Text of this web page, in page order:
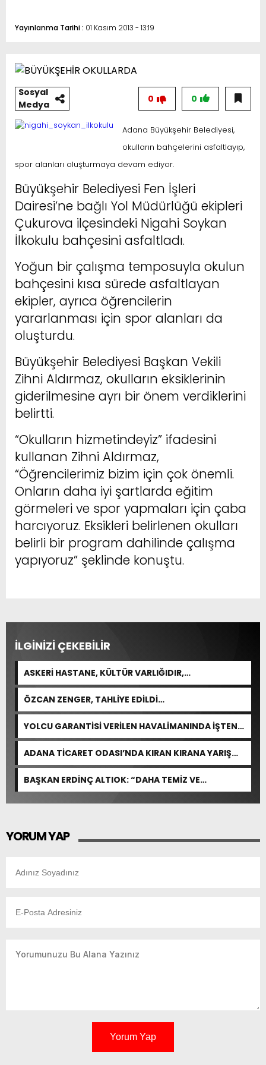
Yayınlanma Tarihi : 01 Kasım 2013 - 13:19
Sosyal
Medya
0
0
Adana Büyükşehir Belediyesi,
okulların bahçelerini asfaltlayıp,
spor alanları oluşturmaya devam ediyor.
Büyükşehir Belediyesi Fen İşleri
Dairesi’ne bağlı Yol Müdürlüğü ekipleri
Çukurova ilçesindeki Nigahi Soykan
İlkokulu bahçesini asfaltladı.
Yoğun bir çalışma temposuyla okulun
bahçesini kısa sürede asfaltlayan
ekipler, ayrıca öğrencilerin
yararlanması için spor alanları da
oluşturdu.
Büyükşehir Belediyesi Başkan Vekili
Zihni Aldırmaz, okulların eksiklerinin
giderilmesine ayrı bir önem verdiklerini
belirtti.
“Okulların hizmetindeyiz” ifadesini
kullanan Zihni Aldırmaz,
“Öğrencilerimiz bizim için çok önemli.
Onların daha iyi şartlarda eğitim
görmeleri ve spor yapmaları için çaba
harcıyoruz. Eksikleri belirlenen okulları
belirli bir program dahilinde çalışma
yapıyoruz” şeklinde konuştu.
İLGİNİZİ ÇEKEBİLİR
ASKERİ HASTANE, KÜLTÜR VARLIĞIDIR,
ÖZELLEŞTİRİLEMEZ!
ÖZCAN ZENGER, TAHLİYE EDİLDİ…
YOLCU GARANTİSİ VERİLEN HAVALİMANINDA İŞTEN
ÇIKARMA VAR
ADANA TİCARET ODASI’NDA KIRAN KIRANA YARIŞ
BEKLENİYOR
BAŞKAN ERDİNÇ ALTIOK: “DAHA TEMİZ VE
YAŞANABİLİR BİR YUMURTALIK İÇİN ÇALIŞIYORUZ”
YORUM YAP
Yorum Yap